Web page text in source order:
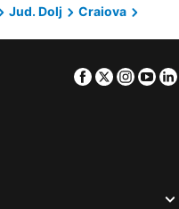
Jud. Dolj
Craiova
Facebook
Twitter